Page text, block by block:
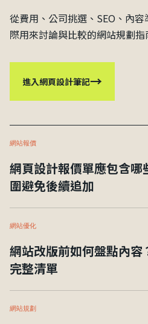
從費用、公司挑選、SEO、內
際用來討論與比較的網站規劃指
進入網頁設計筆記→
網站報價
網頁設計報價單應包含哪
圍避免後續追加
網站優化
網站改版前如何盤點內容
完整清單
網站規劃